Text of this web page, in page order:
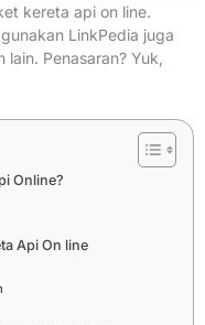
kereta api on line.
LinkPedia juga
Penasaran? Yuk,
Online?
Api On line